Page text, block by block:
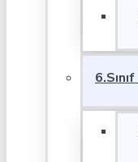
6.Sınıf